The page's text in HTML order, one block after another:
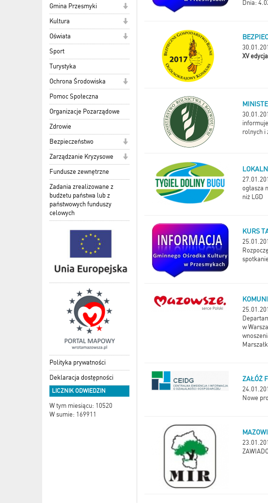
Gmina Przesmyki
Kultura
Oświata
Sport
Turystyka
Ochrona Środowiska
Pomoc Społeczna
Organizacje Pozarządowe
Zdrowie
Bezpieczeństwo
Zarządzanie Kryzysowe
Fundusze zewnętrzne
Zadania zrealizowane z
budżetu państwa lub z
państwowych funduszy
celowych
Polityka prywatności
Deklaracja dostępności
LICZNIK ODWIEDZIN
W tym miesiącu: 10520
W sumie: 169911
Dnia:
XV
rolnych i
ogłasza
niż LGD
KURS
w
ZAŁÓŻ
Nowe